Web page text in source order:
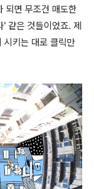
되면 무조건 매도한
같은 것들이었죠. 제
시키는 대로 클릭만